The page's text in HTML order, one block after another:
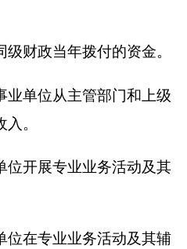
业单位发生的用非
车购置及运行费和公
）费反映单位公务
及运行费反映单位公
、维修费、过路过
务接待（含外宾接